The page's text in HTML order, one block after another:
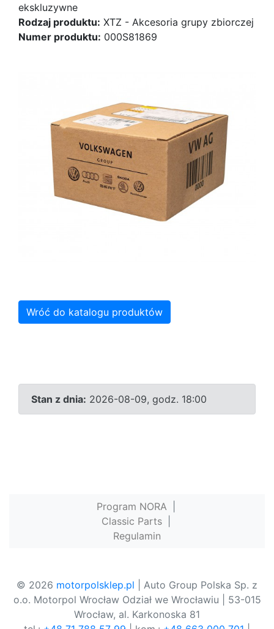
ekskluzywne
Rodzaj produktu: XTZ - Akcesoria grupy zbiorczej
Numer produktu: 000S81869
Wróć do katalogu produktów
Stan z dnia: 2026-08-09, godz. 18:00
Program NORA
Classic Parts
Regulamin
© 2026 motorpolsklep.pl | Auto Group Polska Sp. z
o.o. Motorpol Wrocław Odział we Wrocławiu | 53-015
Wrocław, al. Karkonoska 81